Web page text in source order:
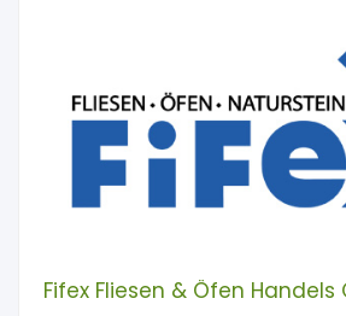
Fifex Fliesen & Öfen Handels